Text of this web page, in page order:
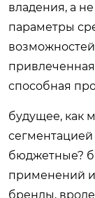
владения, а
параметры
способная
будущее, как
сегментацией
бюджетные?
применений
бренды,